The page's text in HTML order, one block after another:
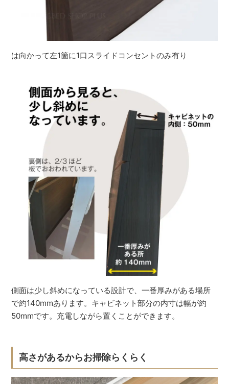
は向かって左1箇に1口スライドコンセントのみ有り
側面は少し斜めになっている設計で、一番厚みがある場所
で約140mmあります。キャビネット部分の内寸は幅が約
50mmです。充電しながら置くことができます。
高さがあるからお掃除らくらく